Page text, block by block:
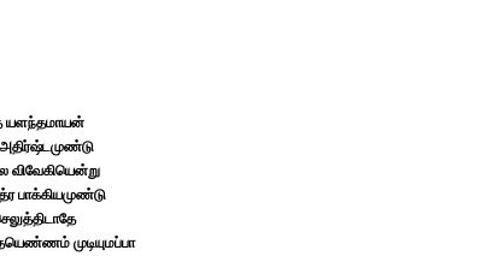
யளந்தமாயன்
அதிர்ஷ்டமுண்டு
விவேகியென்று
பாக்கியமுண்டு
முடியுமப்பா